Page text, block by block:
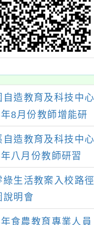
自造教育及科技中心
8月份教師增能研
自造教育及科技中心
八月份教師研習
綠生活教案入校路徑
說明會
食農教育專業人員